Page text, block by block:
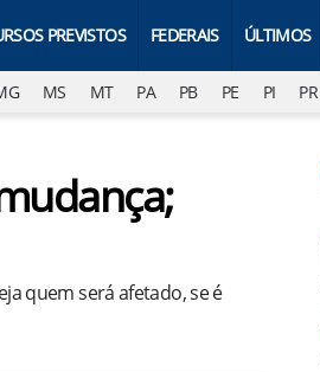
PREVISTOS FEDERAIS ÚLTIMOS
MS MT PA PB PE PI PR
quem será afetado, se é